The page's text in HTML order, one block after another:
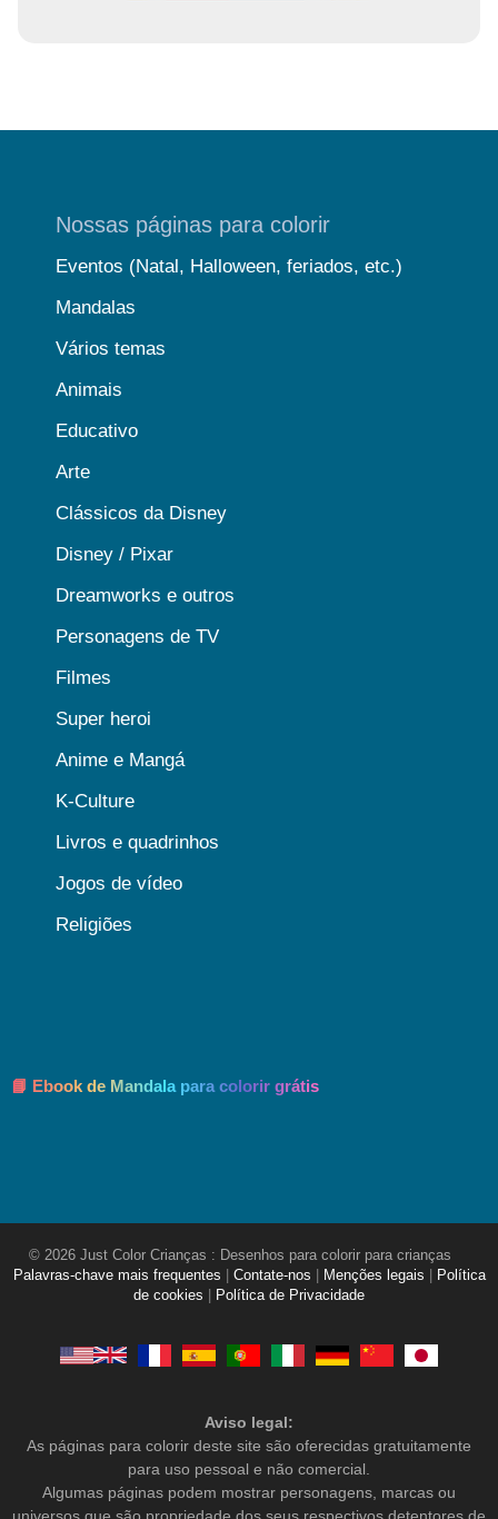
Nossas páginas para colorir
Eventos (Natal, Halloween, feriados, etc.)
Mandalas
Vários temas
Animais
Educativo
Arte
Clássicos da Disney
Disney / Pixar
Dreamworks e outros
Personagens de TV
Filmes
Super heroi
Anime e Mangá
K-Culture
Livros e quadrinhos
Jogos de vídeo
Religiões
📘 Ebook de Mandala para colorir grátis
© 2026 Just Color Crianças : Desenhos para colorir para crianças
Palavras-chave mais frequentes
Contate-nos Menções legais
Política
de cookies
Política de Privacidade
Aviso legal:
As páginas para colorir deste site são oferecidas gratuitamente
para uso pessoal e não comercial.
Algumas páginas podem mostrar personagens, marcas ou